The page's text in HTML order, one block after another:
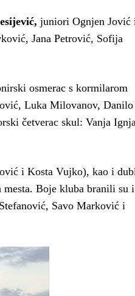
juniori Ognjen Jović
Jana Petrović, Sofija
osmerac s kormilarom
Luka Milovanov, Danilo
četverac skul: Vanja
i Kosta Vujko), kao i
Boje kluba branili su
Savo Marković i